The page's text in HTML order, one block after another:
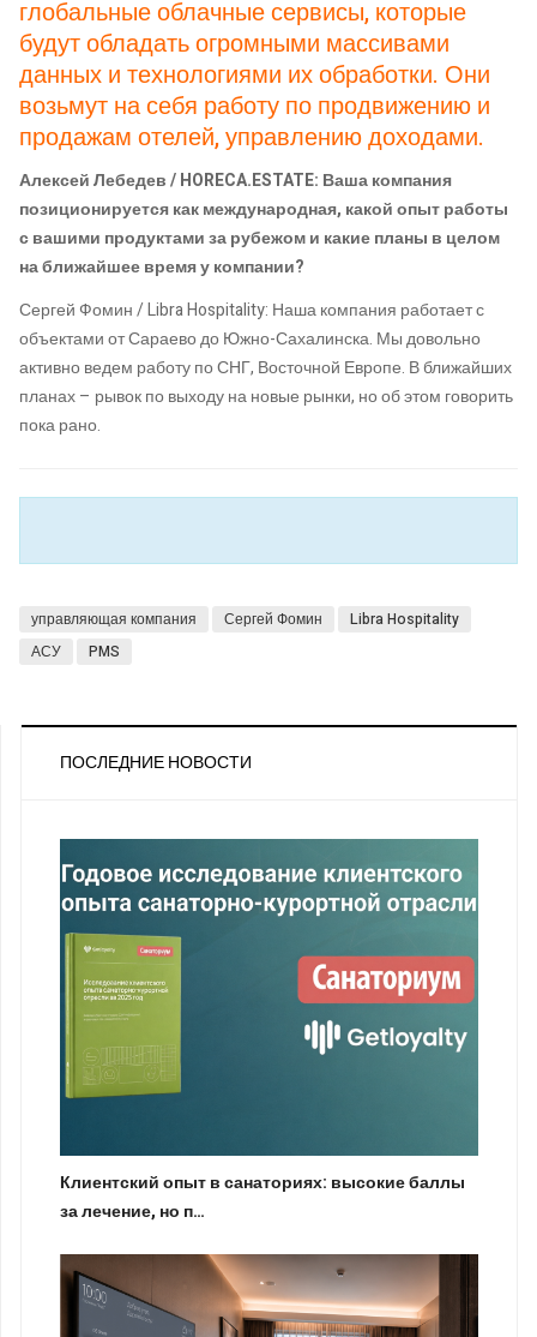
глобальные облачные сервисы, которые
будут обладать огромными массивами
данных и технологиями их обработки. Они
возьмут на себя работу по продвижению и
продажам отелей, управлению доходами.
Алексей Лебедев / HORECA.ESTATE: Ваша компания
позиционируется как международная, какой опыт работы
с вашими продуктами за рубежом и какие планы в целом
на ближайшее время у компании?
Сергей Фомин / Libra Hospitality: Наша компания работает с
объектами от Сараево до Южно-Сахалинска. Мы довольно
активно ведем работу по СНГ, Восточной Европе. В ближайших
планах – рывок по выходу на новые рынки, но об этом говорить
пока рано.
управляющая компания Сергей Фомин
Libra Hospitality
АСУ
PMS
ПОСЛЕДНИЕ НОВОСТИ
Клиентский опыт в санаториях: высокие баллы
за лечение, но п…